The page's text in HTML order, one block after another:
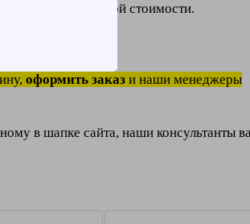
из-за низкой стоимости.
оформить заказ и наши менеджеры
в шапке сайта, наши консультанты